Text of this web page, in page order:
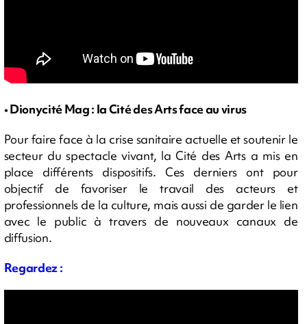
• Dionycité Mag : la Cité des Arts face au virus
Pour faire face à la crise sanitaire actuelle et soutenir le
secteur du spectacle vivant, la Cité des Arts a mis en
place différents dispositifs. Ces derniers ont pour
objectif de favoriser le travail des acteurs et
professionnels de la culture, mais aussi de garder le lien
avec le public à travers de nouveaux canaux de
diffusion.
Regardez :